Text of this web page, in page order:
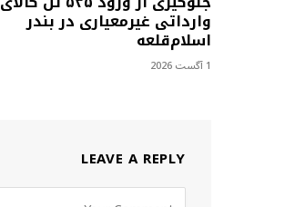
وارداتی غیرمعیاری در بندر
اسلام‌قلعه
1 آگست 2026
LEAVE A REPLY